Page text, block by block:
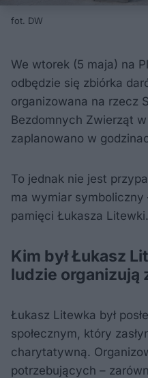
fot. DW
We wtorek (5 maja) na
odbędzie się zbiórka
organizowana na rzecz
Bezdomnych Zwierząt
zaplanowano w
To jednak nie jest
ma wymiar symboliczny
pamięci Łukasza Litewki.
Kim był Łukasz
ludzie organizują
Łukasz Litewka był
społecznym, który
charytatywną.
potrzebujących –